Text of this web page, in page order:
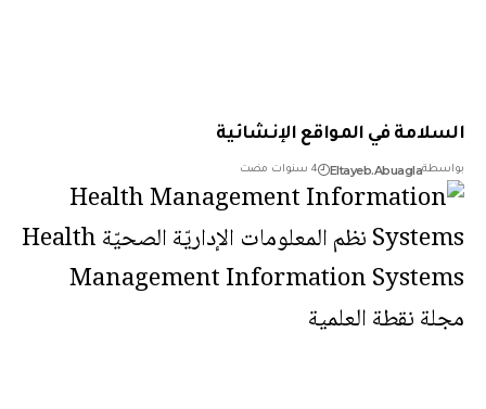
في المواقع الإنشائية
Eltayeb.Abuagla 4 سنوات مضت